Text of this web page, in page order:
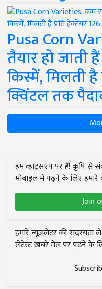
Pusa Corn
तैयार हो जाती
किस्में, मिलती है
क्विंटल तक
हम व्हाट्सएप पर हैं! कृषि से
मोबाइल में पढ़ने के लिए हमारे
Join
हमारे न्यूज़लेटर की सदस्यता
लेटेस्ट ख़बरें मेल पर पढ़ने के